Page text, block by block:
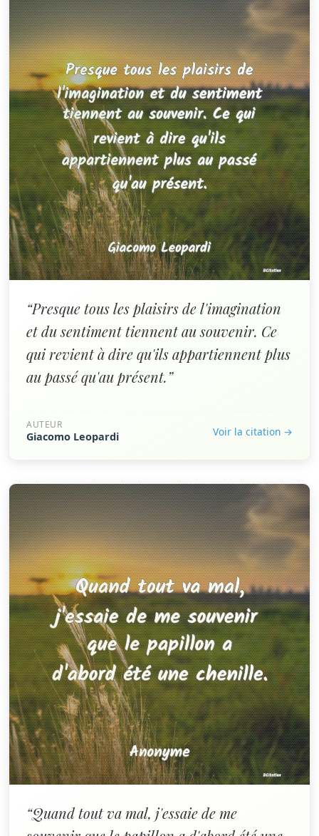
“Presque tous les plaisirs de l'imagination
et du sentiment tiennent au souvenir. Ce
qui revient à dire qu'ils appartiennent plus
au passé qu'au présent.”
AUTEUR
Giacomo Leopardi Voir la citation →
“Quand tout va mal, j'essaie de me